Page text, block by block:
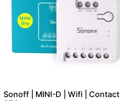
Sonoff | MINI-D | Wifi | Contact